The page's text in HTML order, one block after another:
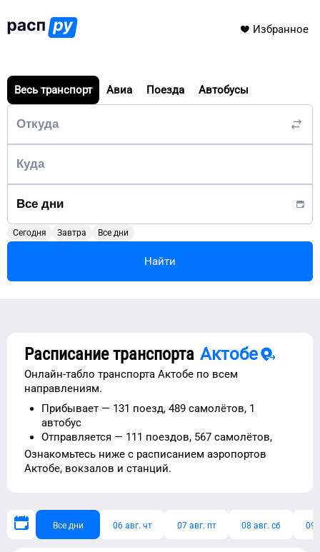
Избранное
Весь транспорт Авиа Поезда Автобусы
Сегодня Завтра Все дни
Найти
Расписание транспорта Актобе
Онлайн-табло транспорта Актобе по всем
направлениям.
Прибывает — 131 поезд, 489 самолётов, 1
автобус
Отправляется — 111 поездов, 567 самолётов,
Ознакомьтесь ниже с расписанием аэропортов
Актобе, вокзалов и станций.
Все дни 06 авг. чт 07 авг. пт 08 авг. сб 09